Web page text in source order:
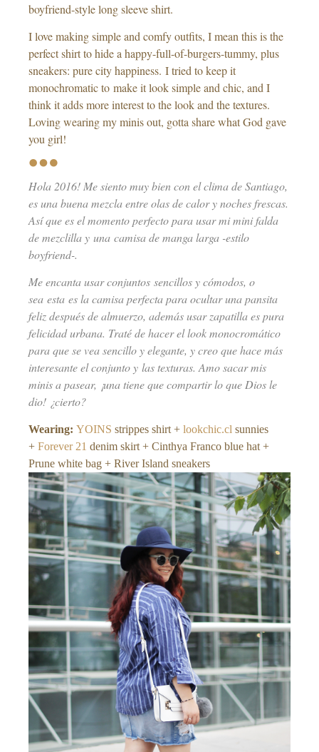
boyfriend-style long sleeve shirt.
I love making simple and comfy outfits, I mean this is the
perfect shirt to hide a happy-full-of-burgers-tummy, plus
sneakers: pure city happiness. I tried to keep it
monochromatic to make it look simple and chic, and I
think it adds more interest to the look and the textures.
Loving wearing my minis out, gotta share what God gave
you girl!
Hola 2016! Me siento muy bien con el clima de Santiago,
es una buena mezcla entre olas de calor y noches frescas.
Así que es el momento perfecto para usar mi mini falda
de mezclilla y una camisa de manga larga -estilo
boyfriend-.
Me encanta usar conjuntos sencillos y cómodos, o
sea esta es la camisa perfecta para ocultar una pansita
feliz después de almuerzo, además usar zapatilla es pura
felicidad urbana. Traté de hacer el look monocromático
para que se vea sencillo y elegante, y creo que hace más
interesante el conjunto y las texturas. Amo sacar mis
minis a pasear, ¡una tiene que compartir lo que Dios le
dio! ¿cierto?
Wearing: YOINS strippes shirt + lookchic.cl sunnies
+ Forever 21 denim skirt + Cinthya Franco blue hat +
Prune white bag + River Island sneakers